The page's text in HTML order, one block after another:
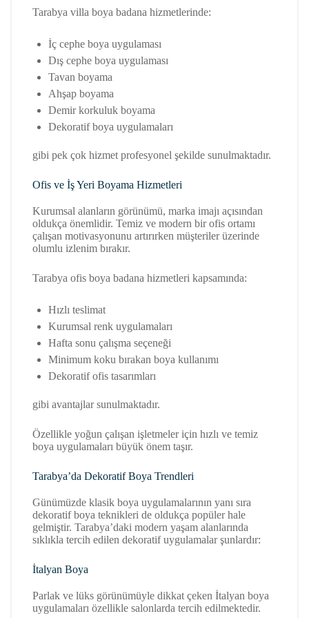
Tarabya villa boya badana hizmetlerinde:
İç cephe boya uygulaması
Dış cephe boya uygulaması
Tavan boyama
Ahşap boyama
Demir korkuluk boyama
Dekoratif boya uygulamaları
gibi pek çok hizmet profesyonel şekilde sunulmaktadır.
Ofis ve İş Yeri Boyama Hizmetleri
Kurumsal alanların görünümü, marka imajı açısından
oldukça önemlidir. Temiz ve modern bir ofis ortamı
çalışan motivasyonunu artırırken müşteriler üzerinde
olumlu izlenim bırakır.
Tarabya ofis boya badana hizmetleri kapsamında:
Hızlı teslimat
Kurumsal renk uygulamaları
Hafta sonu çalışma seçeneği
Minimum koku bırakan boya kullanımı
Dekoratif ofis tasarımları
gibi avantajlar sunulmaktadır.
Özellikle yoğun çalışan işletmeler için hızlı ve temiz
boya uygulamaları büyük önem taşır.
Tarabya’da Dekoratif Boya Trendleri
Günümüzde klasik boya uygulamalarının yanı sıra
dekoratif boya teknikleri de oldukça popüler hale
gelmiştir. Tarabya’daki modern yaşam alanlarında
sıklıkla tercih edilen dekoratif uygulamalar şunlardır:
İtalyan Boya
Parlak ve lüks görünümüyle dikkat çeken İtalyan boya
uygulamaları özellikle salonlarda tercih edilmektedir.